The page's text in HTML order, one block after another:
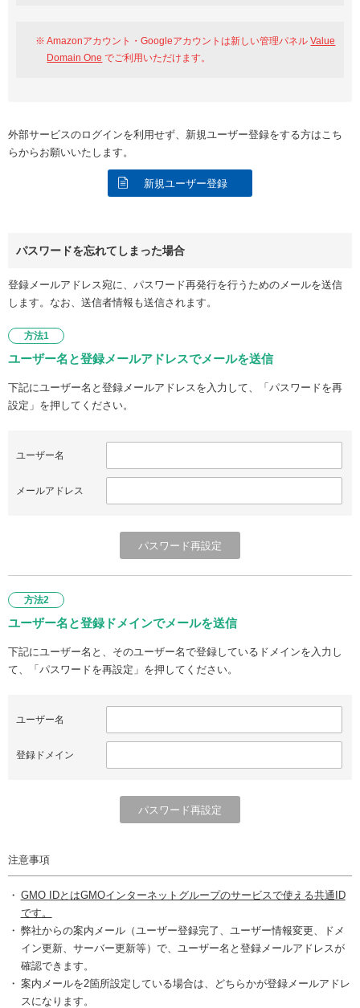
Amazonアカウント・Googleアカウントは新しい管理パネルValue
Domain One でご利用いただけます。
外部サービスのログインを利用せず、新規ユーザー登録をする方はこち
らからお願いいたします。
新規ユーザー登録
パスワードを忘れてしまった場合
登録メールアドレス宛に、パスワード再発行を行うためのメールを送信
します。なお、送信者情報も送信されます。
方法1
ユーザー名と登録メールアドレスでメールを送信
下記にユーザー名と登録メールアドレスを入力して、「パスワードを再
設定」を押してください。
ユーザー名
メールアドレス
方法2
ユーザー名と登録ドメインでメールを送信
下記にユーザー名と、そのユーザー名で登録しているドメインを入力し
て、「パスワードを再設定」を押してください。
ユーザー名
登録ドメイン
注意事項
GMO IDとはGMOインターネットグループのサービスで使える共通ID
です。
弊社からの案内メール（ユーザー登録完了、ユーザー情報変更、ドメ
イン更新、サーバー更新等）で、ユーザー名と登録メールアドレスが
確認できます。
案内メールを2箇所設定している場合は、どちらかが登録メールアドレ
スになります。